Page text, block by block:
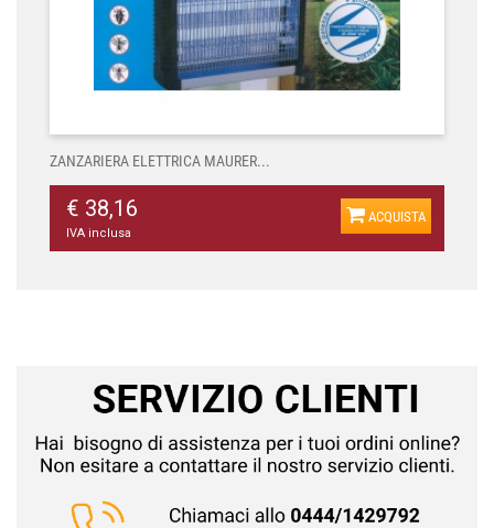
ZANZARIERA ELETTRICA MAURER...
€ 38,16
IVA inclusa
ACQUISTA